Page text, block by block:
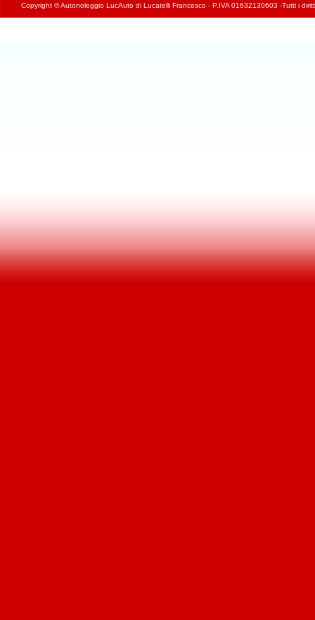
Copyright © Autonoleggio LucAuto di Lucatelli Francesco - P.IVA 01632130603 -Tutti i